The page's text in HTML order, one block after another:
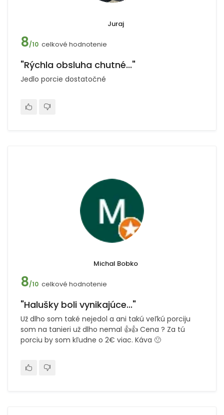
Juraj
8/10 celkové hodnotenie
"Rýchla obsluha chutné..."
Jedlo porcie dostatočné
Michal Bobko
8/10 celkové hodnotenie
"Halušky boli vynikajúce..."
Už dlho som také nejedol a ani takú veľkú porciju
som na tanieri už dlho nemal 👍👍 Cena ? Za tú
porciu by som kľudne o 2€ viac. Káva 🙁